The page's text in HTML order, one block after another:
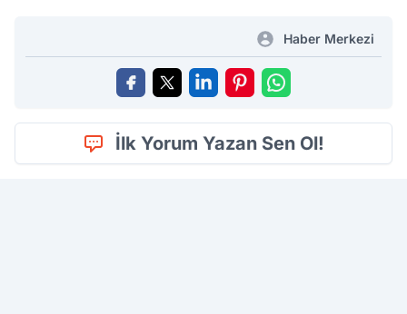
Haber Merkezi
İlk Yorum Yazan Sen Ol!